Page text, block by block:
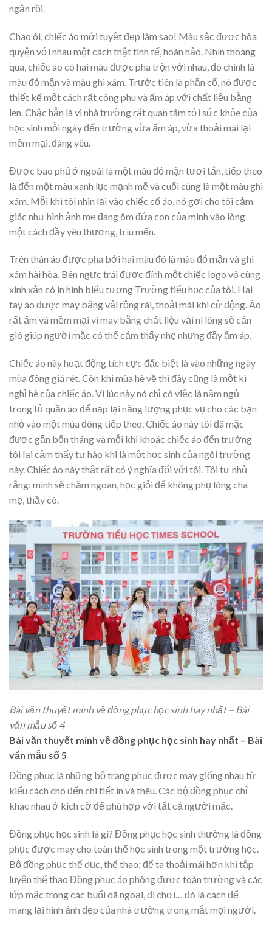
ngắn rồi.
Chao ôi, chiếc áo mới tuyệt đẹp làm sao! Màu sắc được hòa
quyện với nhau một cách thật tinh tế, hoàn hảo. Nhìn thoáng
qua, chiếc áo có hai màu được pha trộn với nhau, đó chính là
màu đỏ mận và màu ghi xám. Trước tiên là phần cổ, nó được
thiết kế một cách rất công phu và ấm áp với chất liệu bằng
len. Chắc hẳn là vì nhà trường rất quan tâm tới sức khỏe của
học sinh mỗi ngày đến trường vừa ấm áp, vừa thoải mái lại
mềm mại, đáng yêu.
Được bao phủ ở ngoài là một màu đỏ mận tươi tắn, tiếp theo
là đến một màu xanh lục mạnh mẽ và cuối cùng là một màu ghi
xám. Mỗi khi tôi nhìn lại vào chiếc cổ áo, nó gợi cho tôi cảm
giác như hình ảnh mẹ đang ôm đứa con của mình vào lòng
một cách đầy yêu thương, trìu mến.
Trên thân áo được pha bởi hai màu đó là màu đỏ mận và ghi
xám hài hòa. Bên ngực trái được đính một chiếc logo vô cùng
xinh xắn có in hình biểu tượng Trường tiểu học của tôi. Hai
tay áo được may bằng vải rộng rãi, thoải mái khi cử động. Áo
rất ấm và mềm mại vì may bằng chất liệu vải ni lông sẽ cản
gió giúp người mặc có thể cảm thấy nhẹ nhưng đầy ấm áp.
Chiếc áo này hoạt động tích cực đặc biệt là vào những ngày
mùa đông giá rét. Còn khi mùa hè về thì đây cũng là một kì
nghỉ hè của chiếc áo. Vì lúc này nó chỉ có việc là nằm ngủ
trong tủ quần áo để nạp lại năng lượng phục vụ cho các bạn
nhỏ vào một mùa đông tiếp theo. Chiếc áo này tôi đã mặc
được gần bốn tháng và mỗi khi khoác chiếc áo đến trường
tôi lại cảm thấy tự hào khi là một học sinh của ngôi trường
này. Chiếc áo này thật rất có ý nghĩa đối với tôi. Tôi tự nhủ
rằng: mình sẽ chăm ngoan, học giỏi để không phụ lòng cha
mẹ, thầy cô.
Bài văn thuyết minh về đồng phục học sinh hay nhất – Bài
văn mẫu số 4
Bài văn thuyết minh về đồng phục học sinh hay nhất – Bài
văn mẫu số 5
Đồng phục là những bộ trang phục được may giống nhau từ
kiểu cách cho đến chi tiết in và thêu. Các bộ đồng phục chỉ
khác nhau ở kích cỡ để phù hợp với tất cả người mặc.
Đồng phục học sinh là gì? Đồng phục học sinh thường là đồng
phục được may cho toàn thể học sinh trong một trường học.
Bộ đồng phục thể dục, thể thao: để ta thoải mái hơn khi tập
luyện thể thao Đồng phục áo phông được toàn trường và các
lớp mặc trong các buổi dã ngoại, đi chơi… đó là cách để
mang lại hình ảnh đẹp của nhà trường trong mắt mọi người.